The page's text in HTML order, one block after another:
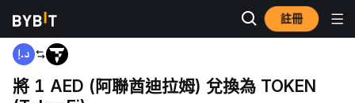
註冊
首頁 AED to TOKEN
將 1 AED (阿聯酋迪拉姆) 兌換為 TOKEN